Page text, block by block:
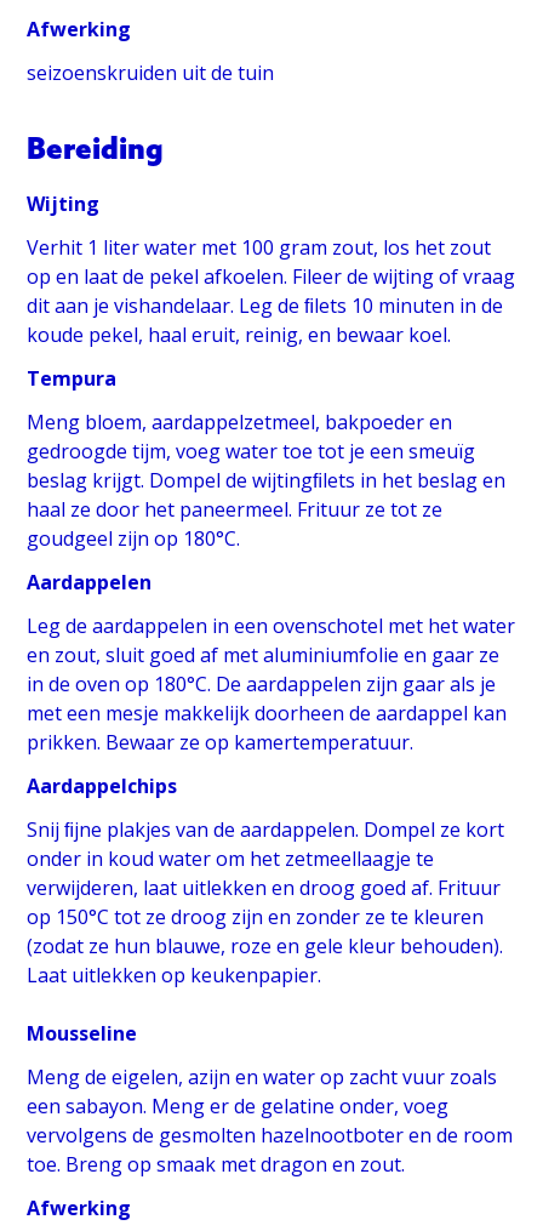
Afwerking
seizoenskruiden uit de tuin
Bereiding
Wijting
Verhit 1 liter water met 100 gram zout, los het zout
op en laat de pekel afkoelen. Fileer de wijting of vraag
dit aan je vishandelaar. Leg de ﬁlets 10 minuten in de
koude pekel, haal eruit, reinig, en bewaar koel.
Tempura
Meng bloem, aardappelzetmeel, bakpoeder en
gedroogde tijm, voeg water toe tot je een smeuïg
beslag krijgt. Dompel de wijtingﬁlets in het beslag en
haal ze door het paneermeel. Frituur ze tot ze
goudgeel zijn op 180°C.
Aardappelen
Leg de aardappelen in een ovenschotel met het water
en zout, sluit goed af met aluminiumfolie en gaar ze
in de oven op 180°C. De aardappelen zijn gaar als je
met een mesje makkelijk doorheen de aardappel kan
prikken. Bewaar ze op kamertemperatuur.
Aardappelchips
Snij ﬁjne plakjes van de aardappelen. Dompel ze kort
onder in koud water om het zetmeellaagje te
verwijderen, laat uitlekken en droog goed af. Frituur
op 150°C tot ze droog zijn en zonder ze te kleuren
(zodat ze hun blauwe, roze en gele kleur behouden).
Laat uitlekken op keukenpapier.
Mousseline
Meng de eigelen, azijn en water op zacht vuur zoals
een sabayon. Meng er de gelatine onder, voeg
vervolgens de gesmolten hazelnootboter en de room
toe. Breng op smaak met dragon en zout.
Afwerking